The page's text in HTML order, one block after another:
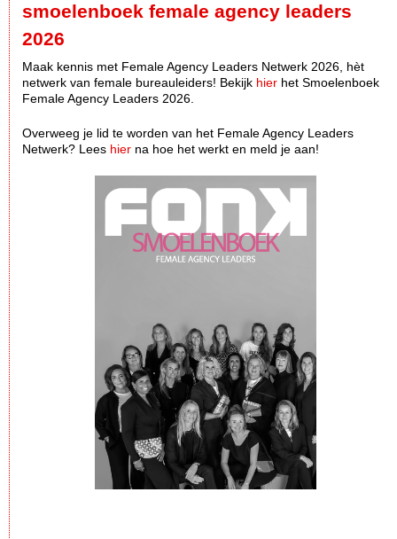
smoelenboek female agency leaders
2026
Maak kennis met Female Agency Leaders Netwerk 2026, hèt
netwerk van female bureauleiders! Bekijk hier het Smoelenboek
Female Agency Leaders 2026.
Overweeg je lid te worden van het Female Agency Leaders
Netwerk? Lees hier na hoe het werkt en meld je aan!